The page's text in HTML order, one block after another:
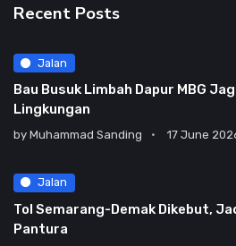
Recent Posts
Jalan
Bau Busuk Limbah Dapur MBG
Lingkungan
by Muhammad Sanding 17 June
Jalan
Tol Semarang-Demak Dikebut,
Pantura